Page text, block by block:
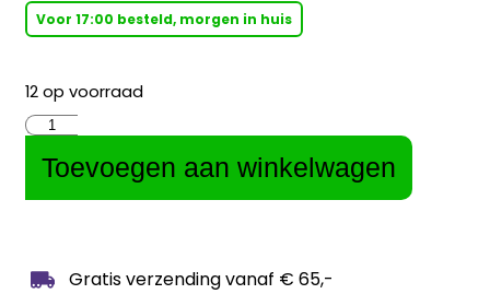
Voor 17:00 besteld, morgen in huis
12 op voorraad
Toevoegen aan winkelwagen
Gratis verzending vanaf € 65,-